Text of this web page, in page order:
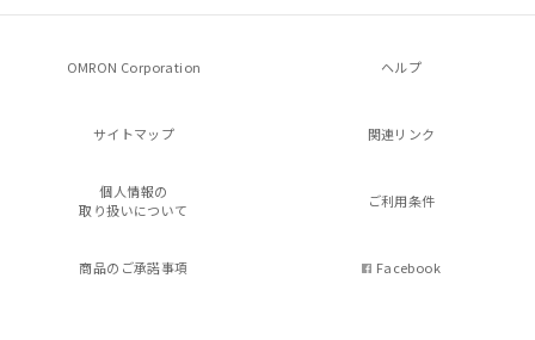
OMRON Corporation ヘルプ
サイトマップ 関連リンク
個人情報の
取り扱いについて
ご利用条件
商品のご承諾事項 Facebook